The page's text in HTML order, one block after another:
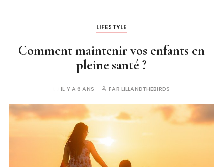
LIFESTYLE
Comment maintenir vos enfants en
pleine santé ?
IL Y A 6 ANS PAR LILLANDTHEBIRDS